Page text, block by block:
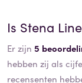
Is Stena Line
Er zijn 5
hebben zij als
recensenten